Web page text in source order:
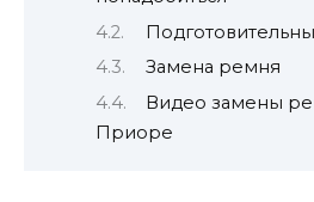
Замена ремня
Видео замены
Приоре